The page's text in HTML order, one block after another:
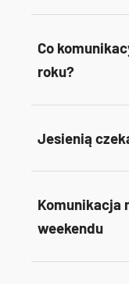
Co
roku?
Jesienią
Komunikacja
weekendu